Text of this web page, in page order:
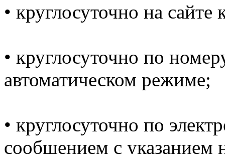
• круглосуточно на
• круглосуточно по
автоматическом режиме;
• круглосуточно по
сообщением с указанием